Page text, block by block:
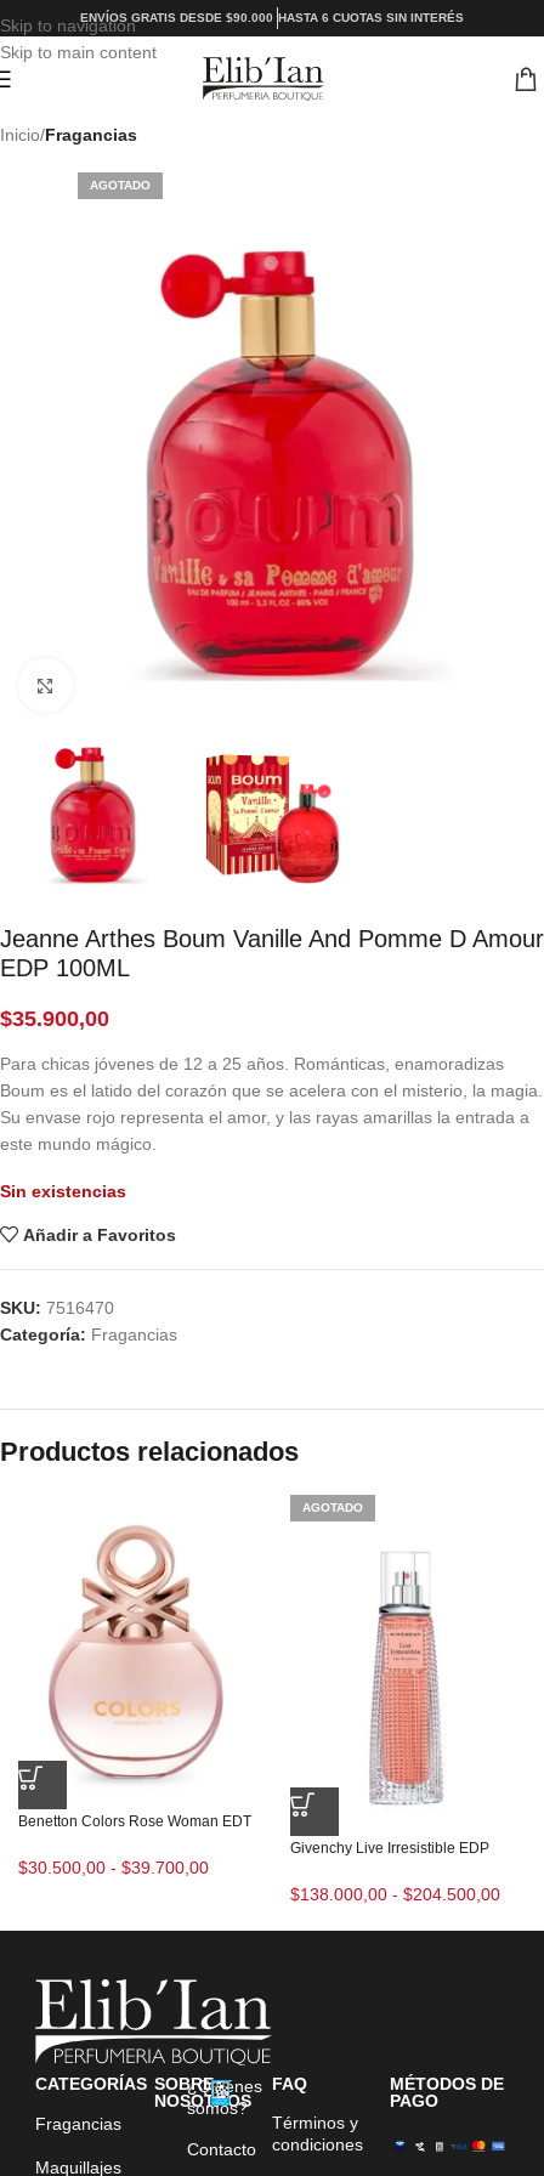
Skip to navigation
Skip to main content
ENVÍOS GRATIS DESDE $90.000 HASTA 6 CUOTAS SIN INTERÉS
Inicio Fragancias
AGOTADO
Click to enlarge
Jeanne Arthes Boum Vanille And Pomme D Amour
EDP 100ML
$35.900,00
Para chicas jóvenes de 12 a 25 años. Románticas, enamoradizas
Boum es el latido del corazón que se acelera con el misterio, la magia.
Su envase rojo representa el amor, y las rayas amarillas la entrada a
este mundo mágico.
Sin existencias
Añadir a Favoritos
SKU: 7516470
Categoría: Fragancias
Productos relacionados
Benetton Colors Rose Woman EDT
$30.500,00 - $39.700,00
AGOTADO
Givenchy Live Irresistible EDP
$138.000,00 - $204.500,00
CATEGORÍAS
Fragancias
Maquillajes
SOBRE
NOSOTROS
¿Quiénes
somos?
Contacto
FAQ
Términos y
condiciones
MÉTODOS DE
PAGO